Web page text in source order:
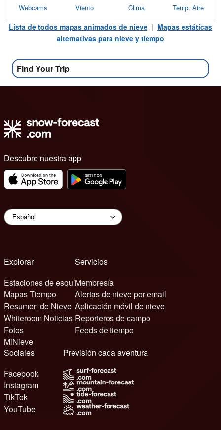
Temp. Aire
Clima
Viento
Webcams
Lista de todos mapas animados de nieve | Mapas estáticas
alternativas para nieve y tiempo
Find Your Trip
Descubre nuestra app
Explorar
Estaciones de esquí
Mapas Tiempo
Resumen de Nieve
Whiteroom Noticias
Fotos
MiNieve
Servicios
Membresía
Alertas de nieve por email
Aplicación móvil de nieve
Reporteros de campo
Feeds de tiempo
Sociales
Facebook
Instagram
TikTok
YouTube
Previsión cada aventura